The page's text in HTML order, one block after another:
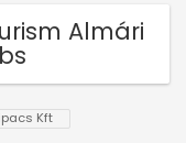
Almári
Kft